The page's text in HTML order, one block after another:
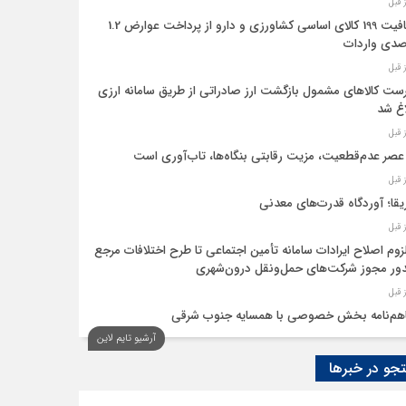
معافیت 199 کالای اساسی کشاورزی و دارو از پرداخت عوارض 1.2
واردات
کالاهای مشمول بازگشت ارز صادراتی از طریق سامانه ارزی
شد
عصر عدم‌قطعیت، مزیت رقابتی بنگاه‌ها، تاب‌آوری است
آوردگاه قدرت‌های معدنی
اصلاح ایرادات سامانه تأمین اجتماعی تا طرح اختلافات مرجع
مجوز شرکت‌های حمل‌ونقل درون‌شهری
بخش خصوصی با همسایه جنوب شرقی
اقتصاد‌ها از هوش مصنوعی
آرشیو تایم لاین
در خبرها